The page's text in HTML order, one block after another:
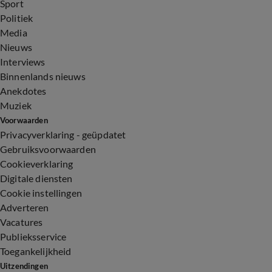
Sport
Politiek
Media
Nieuws
Interviews
Binnenlands nieuws
Anekdotes
Muziek
Voorwaarden
Privacyverklaring - geüpdatet
Gebruiksvoorwaarden
Cookieverklaring
Digitale diensten
Cookie instellingen
Adverteren
Vacatures
Publieksservice
Toegankelijkheid
Uitzendingen